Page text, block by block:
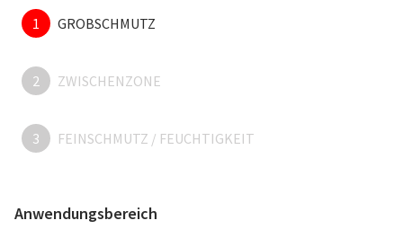
1 GROBSCHMUTZ
2 ZWISCHENZONE
3 FEINSCHMUTZ / FEUCHTIGKEIT
Anwendungsbereich